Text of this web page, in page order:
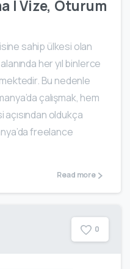
| Vize, Oturum
sahip ülkesi olan
her yıl binlerce
Bu nedenle
çalışmak, hem
oldukça
freelance
Read more
0